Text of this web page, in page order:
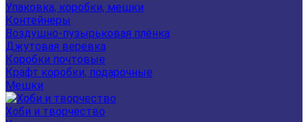
Упаковка, коробки, мешки
Контейнеры
Воздушно-пузырьковая плёнка
Джутовая веревка
Коробки почтовые
Крафт коробки, подарочные
Мешки
Хоби и творчество